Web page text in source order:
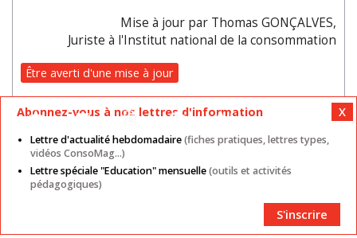
Mise à jour par Thomas GONÇALVES,
Juriste à l'Institut national de la consommation
Être averti d'une mise à jour
Newsletters/Alertes
Abonnez-vous à nos lettres d'information
Lettre d'actualité hebdomadaire(fiches pratiques, lettres types,
vidéos ConsoMag...)
Lettre spéciale "Education" mensuelle(outils et activités
pédagogiques)
S'inscrire